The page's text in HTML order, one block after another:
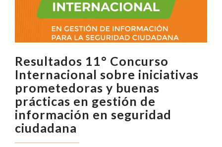
Resultados 11° Concurso
Internacional sobre iniciativas
prometedoras y buenas
prácticas en gestión de
información en seguridad
ciudadana